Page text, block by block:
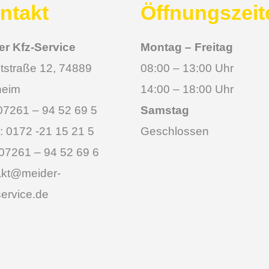
Kfz-Service
12, 74889
– 94 52 69 5
0172 -21 15 21 5
– 94 52 69 6
Montag – Freitag
08:00 – 13:00 Uhr
14:00 – 18:00 Uhr
Samstag
Geschlossen